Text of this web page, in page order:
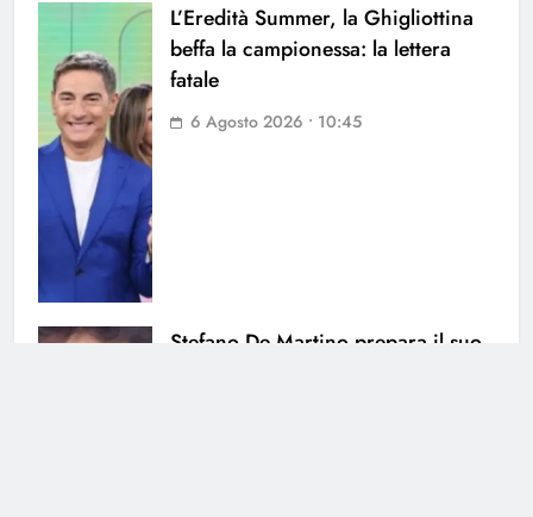
L’Eredità Summer, la Ghigliottina
beffa la campionessa: la lettera
fatale
6 Agosto 2026 • 10:45
Stefano De Martino prepara il suo